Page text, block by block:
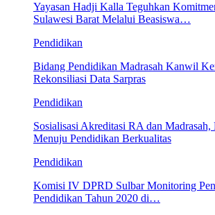
Yayasan Hadji Kalla Teguhkan
Sulawesi Barat Melalui Beasiswa…
Pendidikan
Bidang Pendidikan Madrasah Kanwil
Rekonsiliasi Data Sarpras
Pendidikan
Sosialisasi Akreditasi RA dan
Menuju Pendidikan Berkualitas
Pendidikan
Komisi IV DPRD Sulbar Monitoring
Pendidikan Tahun 2020 di…